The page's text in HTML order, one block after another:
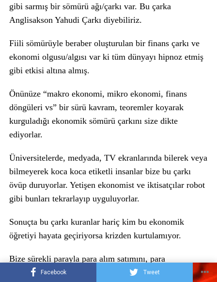
Facebook Tweet
gibi sarmış bir sömürü ağı/çarkı var. Bu çarka
Anglisakson Yahudi Çarkı diyebiliriz.
Fiili sömürüyle beraber oluşturulan bir finans çarkı ve
ekonomi olgusu/algısı var ki tüm dünyayı hipnoz etmiş
gibi etkisi altına almış.
Önünüze “makro ekonomi, mikro ekonomi, finans
döngüleri vs” bir sürü kavram, teoremler koyarak
kurguladığı ekonomik sömürü çarkını size dikte
ediyorlar.
Üniversitelerde, medyada, TV ekranlarında bilerek veya
bilmeyerek koca koca etiketli insanlar bize bu çarkı
övüp duruyorlar. Yetişen ekonomist ve iktisatçılar robot
gibi bunları tekrarlayıp uyguluyorlar.
Sonuçta bu çarkı kuranlar hariç kim bu ekonomik
öğretiyi hayata geçiriyorsa krizden kurtulamıyor.
Bize sürekli parayla para alım satımını, para
spekülasyonunu, borsayı, bankacılığı telkin edip